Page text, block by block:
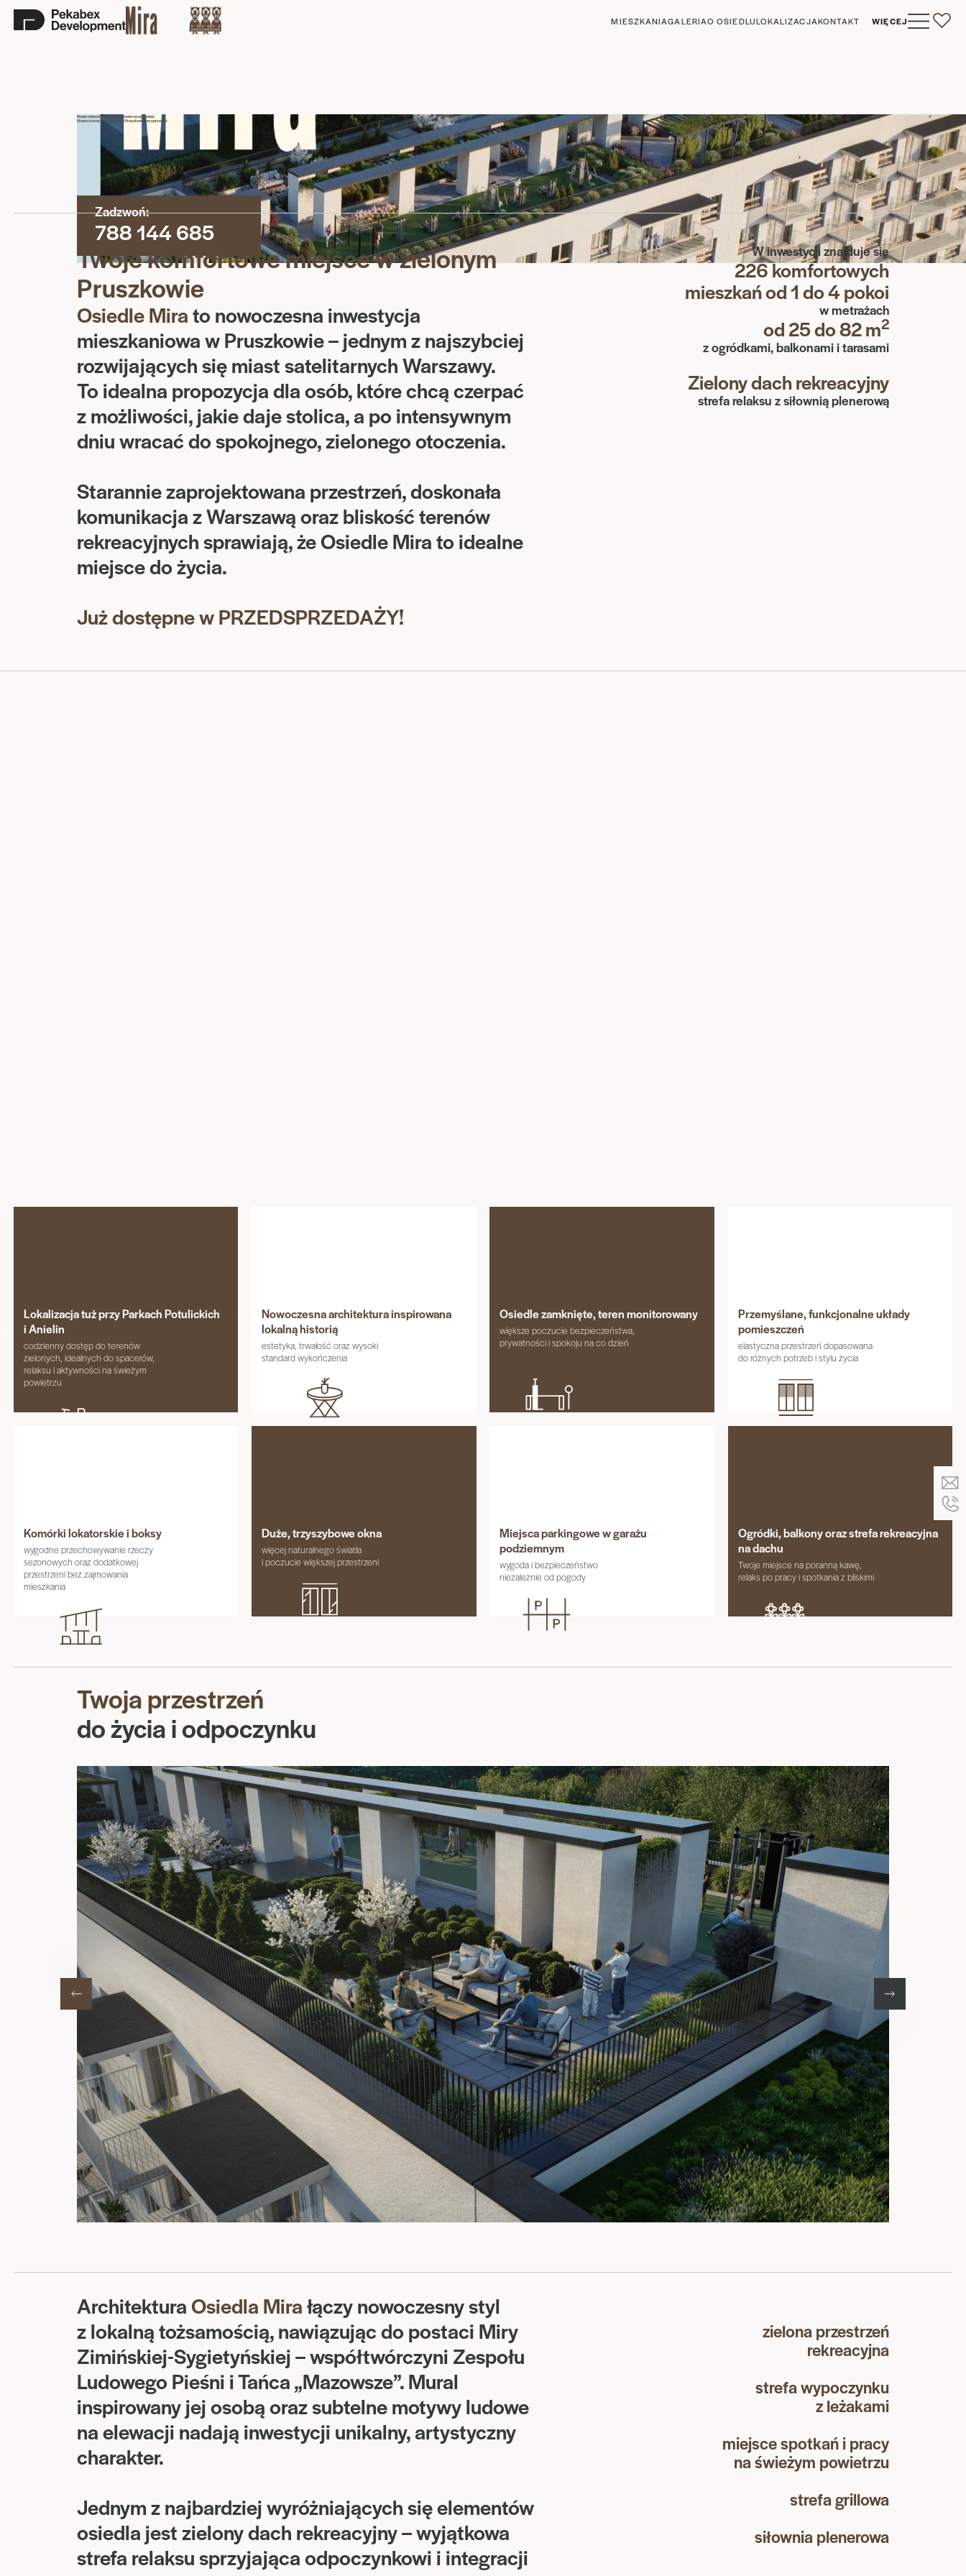
MIESZKANIAGALERIAO OSIEDLULOKALIZACJAKONTAKT WIĘCEJ 0
Nowe mieszkania w Pruszkowie na sprzedaż
Nowoczesne mieszkania w Pruszkowie na sprzedaż
Zadzwoń:
788 144 685
Twoje komfortowe miejsce w zielonym
Pruszkowie
Osiedle Mirato nowoczesna inwestycja
mieszkaniowa w Pruszkowie – jednym z najszybciej
rozwijających się miast satelitarnych Warszawy.
To idealna propozycja dla osób, które chcą czerpać
z możliwości, jakie daje stolica, a po intensywnym
dniu wracać do spokojnego, zielonego otoczenia.
Starannie zaprojektowana przestrzeń, doskonała
komunikacja z Warszawą oraz bliskość terenów
rekreacyjnych sprawiają, że Osiedle Mira to idealne
miejsce do życia.
Już dostępne w PRZEDSPRZEDAŻY!
W inwestycji znajduje się
226 komfortowych
mieszkań od 1 do 4 pokoi
w metrażach
od 25 do 82 m2
z ogródkami, balkonami i tarasami
Zielony dach rekreacyjny
strefa relaksu z siłownią plenerową
Lokalizacja tuż przy Parkach Potulickich
i Anielin
codzienny dostęp do terenów
zielonych, idealnych do spacerów,
relaksu i aktywności na świeżym
powietrzu
Nowoczesna architektura inspirowana
lokalną historią
estetyka, trwałość oraz wysoki
standard wykończenia
Osiedle zamknięte, teren monitorowany
większe poczucie bezpieczeństwa,
prywatności i spokoju na co dzień
Przemyślane, funkcjonalne układy
pomieszczeń
elastyczna przestrzeń dopasowana
do różnych potrzeb i stylu życia
Komórki lokatorskie i boksy
wygodne przechowywanie rzeczy
sezonowych oraz dodatkowej
przestrzeni bez zajmowania
mieszkania
Duże, trzyszybowe okna
więcej naturalnego światła
i poczucie większej przestrzeni
Miejsca parkingowe w garażu
podziemnym
wygoda i bezpieczeństwo
niezależnie od pogody
Ogródki, balkony oraz strefa rekreacyjna
na dachu
Twoje miejsce na poranną kawę,
relaks po pracy i spotkania z bliskimi
Twoja przestrzeń
do życia i odpoczynku
Architektura Osiedla Mirałączy nowoczesny styl
z lokalną tożsamością, nawiązując do postaci Miry
Zimińskiej-Sygietyńskiej – współtwórczyni Zespołu
Ludowego Pieśni i Tańca „Mazowsze”. Mural
inspirowany jej osobą oraz subtelne motywy ludowe
na elewacji nadają inwestycji unikalny, artystyczny
charakter.
Jednym z najbardziej wyróżniających się elementów
osiedla jest zielony dach rekreacyjny – wyjątkowa
strefa relaksu sprzyjająca odpoczynkowi i integracji
zielona przestrzeń
rekreacyjna
strefa wypoczynku
z leżakami
miejsce spotkań i pracy
na świeżym powietrzu
strefa grillowa
siłownia plenerowa